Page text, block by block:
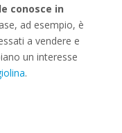
conosce in
ad esempio, è
a vendere e
un interesse
.